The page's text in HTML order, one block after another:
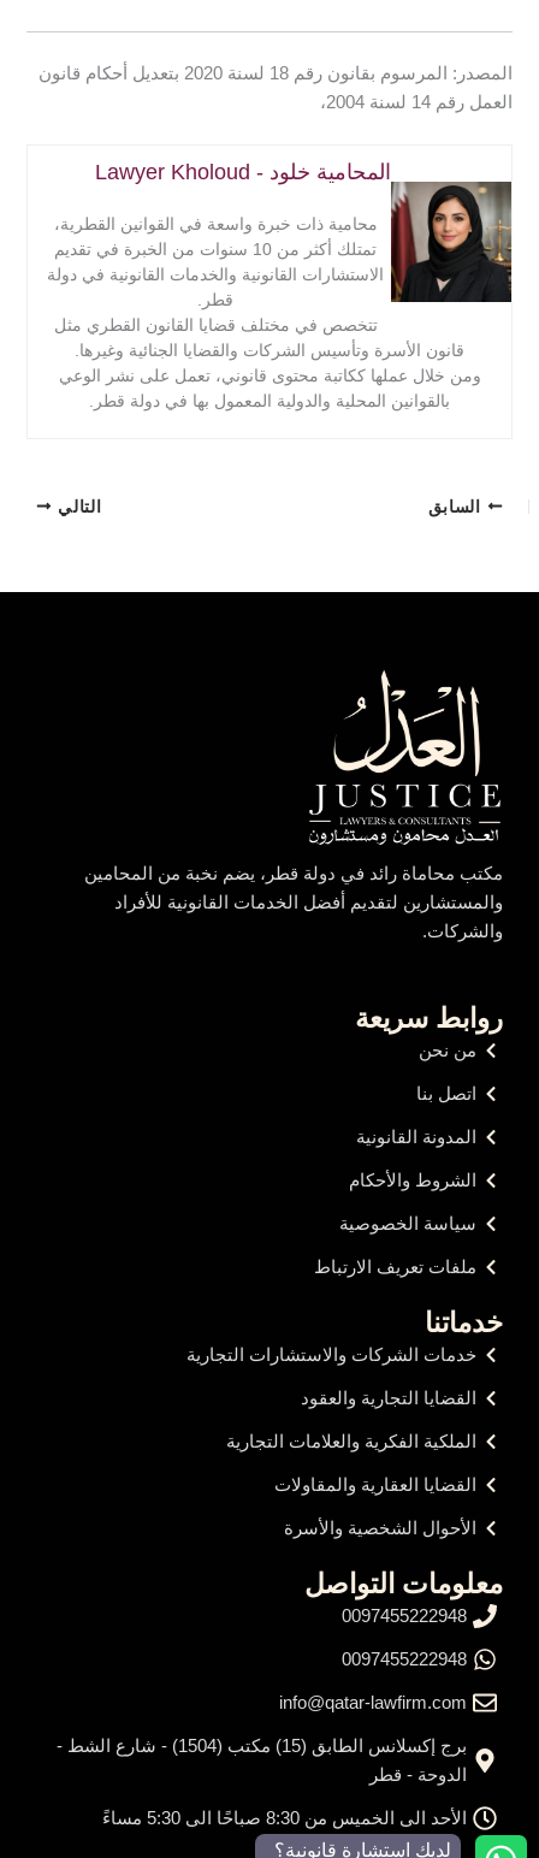
المصدر: المرسوم بقانون رقم 18 لسنة 2020 بتعديل أحكام قانون
العمل رقم 14 لسنة 2004،
المحامية خلود - Lawyer Kholoud
محامية ذات خبرة واسعة في القوانين القطرية،
تمتلك أكثر من 10 سنوات من الخبرة في تقديم
الاستشارات القانونية والخدمات القانونية في دولة
قطر.
تتخصص في مختلف قضايا القانون القطري مثل
قانون الأسرة وتأسيس الشركات والقضايا الجنائية وغيرها.
ومن خلال عملها ككاتبة محتوى قانوني، تعمل على نشر الوعي
بالقوانين المحلية والدولية المعمول بها في دولة قطر.
السابق التالي
مكتب محاماة رائد في دولة قطر، يضم نخبة من المحامين
والمستشارين لتقديم أفضل الخدمات القانونية للأفراد
والشركات.
روابط سريعة
من نحن
اتصل بنا
المدونة القانونية
الشروط والأحكام
سياسة الخصوصية
ملفات تعريف الارتباط
خدماتنا
خدمات الشركات والاستشارات التجارية
القضايا التجارية والعقود
الملكية الفكرية والعلامات التجارية
القضايا العقارية والمقاولات
الأحوال الشخصية والأسرة
معلومات التواصل
0097455222948
0097455222948
info@qatar-lawfirm.com
برج إكسلانس الطابق (15) مكتب (1504) - شارع الشط -
الدوحة - قطر
الأحد الى الخميس من 8:30 صباحًا الى 5:30 مساءً
لديك استشارة قانونية؟